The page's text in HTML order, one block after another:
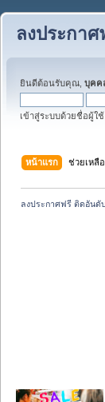
ลงประกา
ยินดีต้อนรับคุณ, บุคค
เข้าสู่ระบบด้วยชื่อผู้ใ
หน้าแรก ช่วยเหลือ
ลงประกาศฟรี ติดอันดั